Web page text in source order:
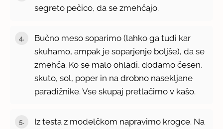
segreto pečico, da se zmehčajo.
Bučno meso soparimo (lahko ga tudi kar
skuhamo, ampak je soparjenje boljše), da se
zmehča. Ko se malo ohladi, dodamo česen,
skuto, sol, poper in na drobno nasekljane
paradižnike. Vse skupaj pretlačimo v kašo.
Iz testa z modelčkom napravimo krogce. Na